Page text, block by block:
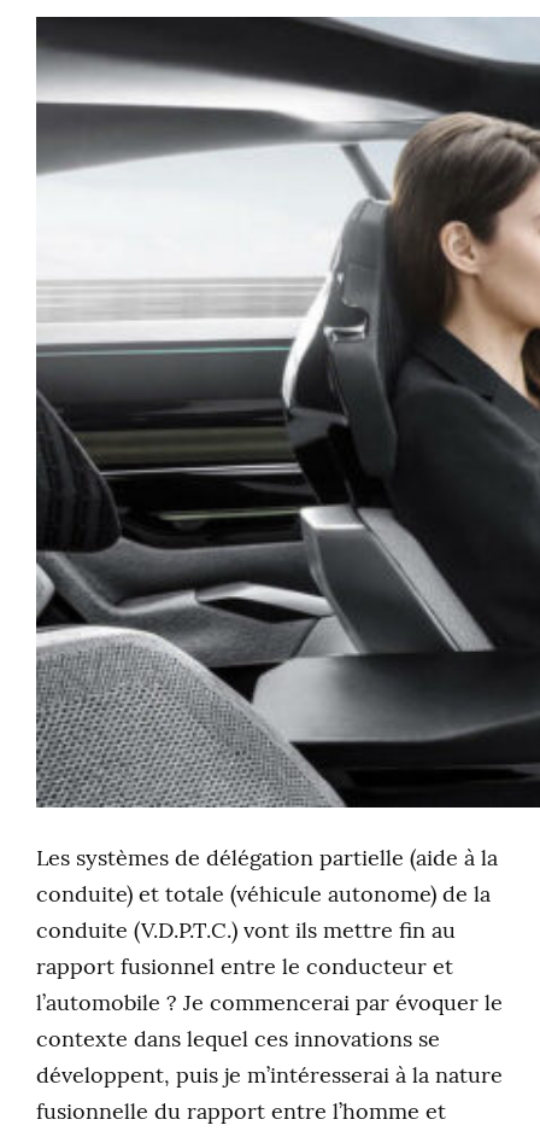
Les systèmes de délégation partielle (aide à la
conduite) et totale (véhicule autonome) de la
conduite (V.D.P.T.C.) vont ils mettre fin au
rapport fusionnel entre le conducteur et
l’automobile ? Je commencerai par évoquer le
contexte dans lequel ces innovations se
développent, puis je m’intéresserai à la nature
fusionnelle du rapport entre l’homme et